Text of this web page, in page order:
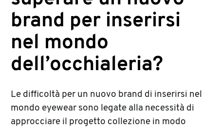
brand per inserirsi
nel mondo
dell’occhialeria?
Le difficoltà per un nuovo brand di inserirsi nel
mondo eyewear sono legate alla necessità di
approcciare il progetto collezione in modo